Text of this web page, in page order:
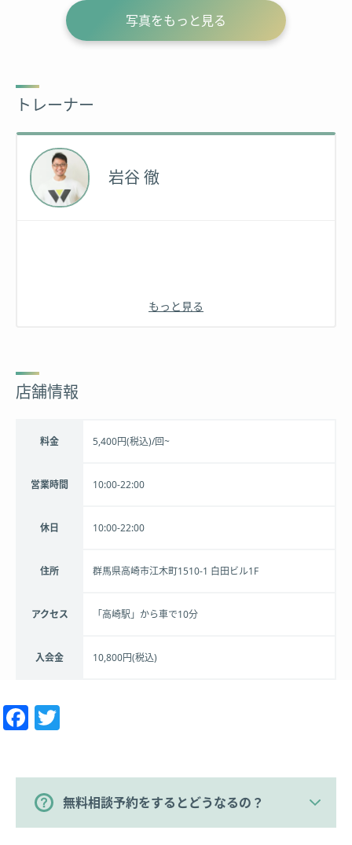
写真をもっと見る
トレーナー
岩谷 徹
もっと見る
店舗情報
料金 5,400円(税込)/回~
営業時間 10:00-22:00
休日 10:00-22:00
住所 群馬県高崎市江木町1510-1 ​白田ビル1F
アクセス 「高崎駅」から車で10分
入会金 10,800円(税込)
Facebook
無料相談予約をするとどうなるの？